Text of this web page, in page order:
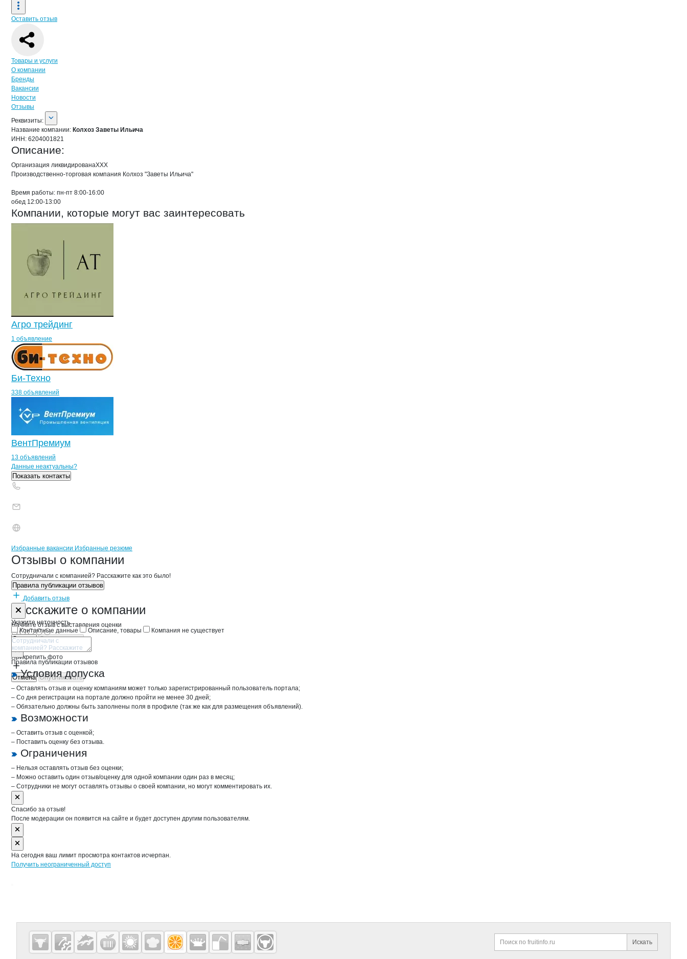
Оставить отзыв
Навигация по странице
Товары и услуги
О компании
Бренды
Вакансии
Новости
Отзывы
О компании
Реквизиты
Реквизиты:
Название компании: Колхоз Заветы Ильича
ИНН: 6204001821
Описание:
Организация ликвидированаХХХ
Производственно-торговая компания Колхоз "Заветы Ильича"
Время работы: пн-пт 8:00-16:00
обед 12:00-13:00
Компании, которые могут вас заинтересовать
Агро трейдинг
1 объявление
Би-Техно
338 объявлений
ВентПремиум
13 объявлений
Контактыкомпании
+7(800)000-00-..
Данные неактуальны?
Показать контакты
Брендыкомпани Колхоз Заветы Ильича
Вакансии вКолхоз Заветы Ильича
Избранные вакансии Избранные резюме
Новости oКолхоз Заветы Ильича,
Отзывы о компании
Сотрудничали с компанией? Расскажите как это было!
Правила публикации отзывов
Добавить отзыв
Расскажите о компании
Начните отзыв с выставления оценки
Прикрепить фото
Отмена Опубликовать
Форма обратной связи о неточностях на странице
Укажите неточность
Контактные данные
Описание, товары Компания не существует
Отмена Опубликовать
Правила публикации отзывов
Условия допуска
– Оставлять отзыв и оценку компаниям может только зарегистрированный пользователь портала;
– Со дня регистрации на портале должно пройти не менее 30 дней;
– Обязательно должны быть заполнены поля в профиле (так же как для размещения объявлений).
Возможности
– Оставить отзыв с оценкой;
– Поставить оценку без отзыва.
Ограничения
– Нельзя оставлять отзыв без оценки;
– Можно оставить один отзыв/оценку для одной компании один раз в месяц;
– Сотрудники не могут оставлять отзывы о своей компании, но могут комментировать их.
Спасибо за отзыв!
После модерации он появится на сайте и будет доступен другим пользователям.
На сегодня ваш лимит просмотра контактов исчерпан.
Получить неограниченный доступ
Дополнительная информация
Искать
Cсылки на полезные проекты
Fruitinfo.ru